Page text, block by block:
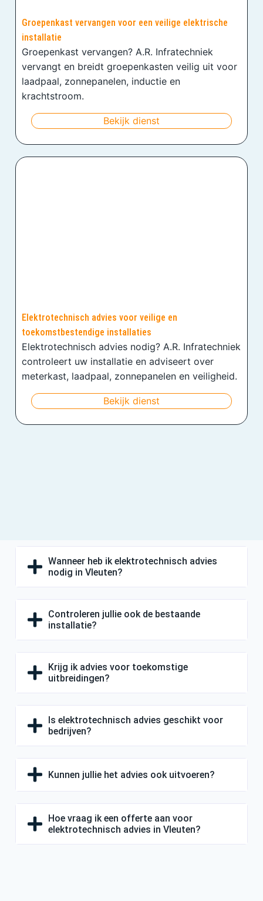
Groepenkast vervangen voor een veilige elektrische
installatie
Groepenkast vervangen? A.R. Infratechniek
vervangt en breidt groepenkasten veilig uit voor
laadpaal, zonnepanelen, inductie en
krachtstroom.
Bekijk dienst
Elektrotechnisch advies voor veilige en
toekomstbestendige installaties
Elektrotechnisch advies nodig? A.R. Infratechniek
controleert uw installatie en adviseert over
meterkast, laadpaal, zonnepanelen en veiligheid.
Bekijk dienst
Wanneer heb ik elektrotechnisch advies
nodig in Vleuten?
Controleren jullie ook de bestaande
installatie?
Krijg ik advies voor toekomstige
uitbreidingen?
Is elektrotechnisch advies geschikt voor
bedrijven?
Kunnen jullie het advies ook uitvoeren?
Hoe vraag ik een offerte aan voor
elektrotechnisch advies in Vleuten?